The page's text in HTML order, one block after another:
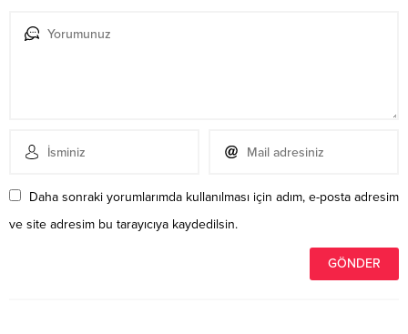
Daha sonraki yorumlarımda kullanılması için adım, e-posta adresim
ve site adresim bu tarayıcıya kaydedilsin.